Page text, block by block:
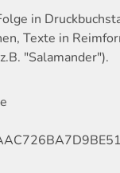
in
Texte in
"Salamander").